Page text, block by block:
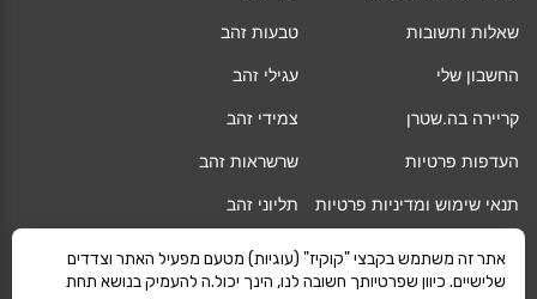
שאלות ותשובות
החשבון שלי
קריירה בה.שטרן
העדפות פרטיות
תנאי שימוש ומדיניות פרטיות
החלפה/החזרה/ביטול עסקה
אחריות
טבעות זהב
עגילי זהב
צמידי זהב
שרשראות זהב
תליוני זהב
גיפט קארד
מגזין
אתר זה משתמש בקבצי "קוקיז" (עוגיות) מטעם מפעיל האתר וצדדים
שלישיים. כיוון שפרטיותך חשובה לנו, הינך יכול.ה להעמיק בנושא תחת